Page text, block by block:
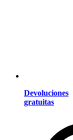
Devoluciones
gratuitas